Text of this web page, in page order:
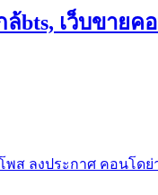
bts, เว็บขาย
พส ลงประกาศ คอนโด